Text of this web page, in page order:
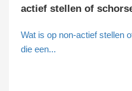
actief stellen of
Wat is op non-actief stellen
die een...